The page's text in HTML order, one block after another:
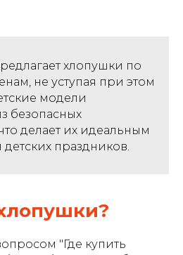
хлопушки по
не уступая при этом
модели
безопасных
делает их идеальным
праздников.
"Где купить